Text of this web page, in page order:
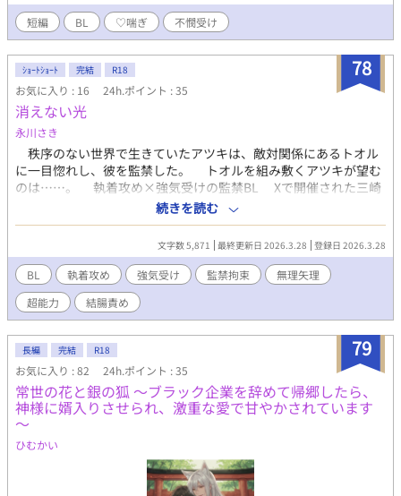
短編 BL ♡喘ぎ 不憫受け
78
ｼｮｰﾄｼｮｰﾄ 完結 R18
お気に入り : 16 24h.ポイント : 35
消えない光
永川さき
秩序のない世界で生きていたアツキは、敵対関係にあるトオル
に一目惚れし、彼を監禁した。 トオルを組み敷くアツキが望む
のは……。 執着攻め×強気受けの監禁BL Xで開催された三崎
様、田舎様、菫城珪様主催の #受けくんをしまおう企画 参加作品
です。
続きを読む
文字数 5,871 最終更新日 2026.3.28 登録日 2026.3.28
BL 執着攻め 強気受け 監禁拘束
無理矢理
超能力
結腸責め
79
長編 完結 R18
お気に入り : 82 24h.ポイント : 35
常世の花と銀の狐 ～ブラック企業を辞めて帰郷したら、
神様に婿入りさせられ、激重な愛で甘やかされています
～
ひむかい